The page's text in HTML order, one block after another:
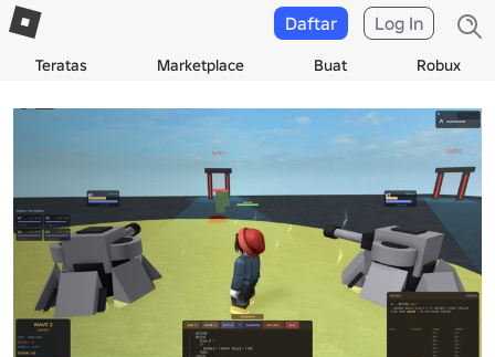
Teratas Marketplace Buat Robux
Daftar Log In